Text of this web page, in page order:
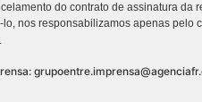
do contrato de assinatura da
nos responsabilizamos apenas pelo